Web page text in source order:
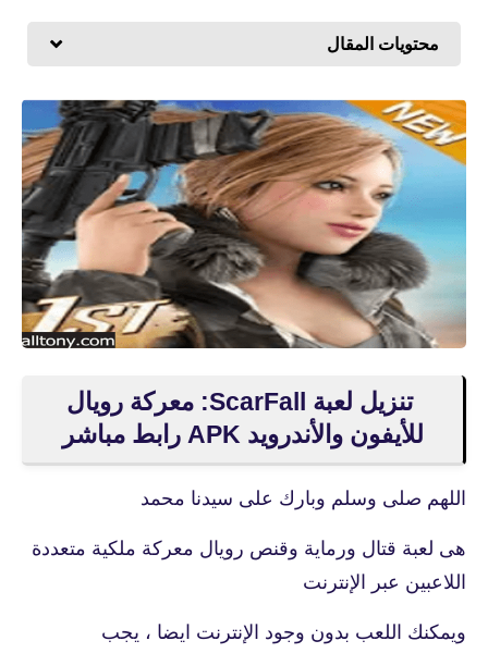
محتويات المقال
تنزيل لعبة ScarFall: معركة رويال
للأيفون والأندرويد APK رابط مباشر
اللهم صلى وسلم وبارك على سيدنا محمد
هى لعبة قتال ورماية وقنص رويال معركة ملكية متعددة
اللاعبين عبر الإنترنت
ويمكنك اللعب بدون وجود الإنترنت ايضا ، يجب